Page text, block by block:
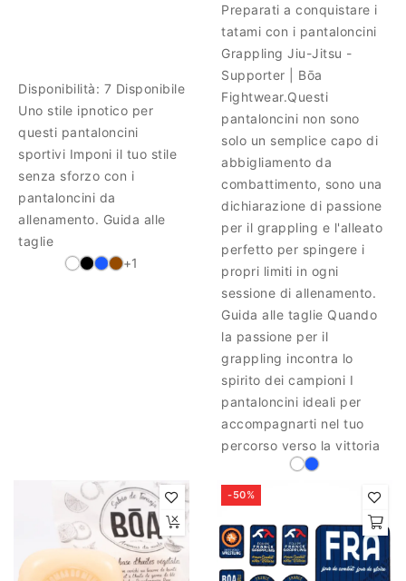
Disponibilità: 7 Disponibile
Uno stile ipnotico per
questi pantaloncini
sportivi Imponi il tuo stile
senza sforzo con i
pantaloncini da
allenamento. Guida alle
taglie
+1
Preparati a conquistare i
tatami con i pantaloncini
Grappling Jiu-Jitsu -
Supporter | Bōa
Fightwear.Questi
pantaloncini non sono
solo un semplice capo di
abbigliamento da
combattimento, sono una
dichiarazione di passione
per il grappling e l'alleato
perfetto per spingere i
propri limiti in ogni
sessione di allenamento.
Guida alle taglie Quando
la passione per il
grappling incontra lo
spirito dei campioni I
pantaloncini ideali per
accompagnarti nel tuo
percorso verso la vittoria
-50%